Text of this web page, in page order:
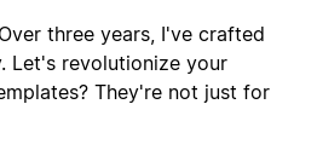
three years, I've crafted
Let's revolutionize your
They're not just for